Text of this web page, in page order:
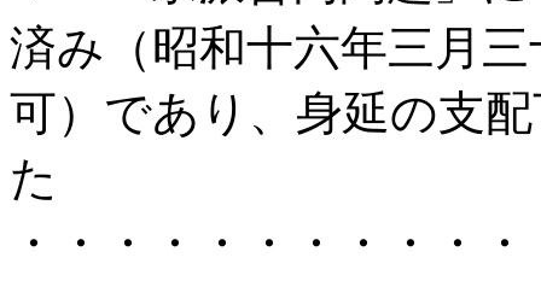
済み（昭和十六年三月
可）であり、身延の支
た
・・・・・・・・・・